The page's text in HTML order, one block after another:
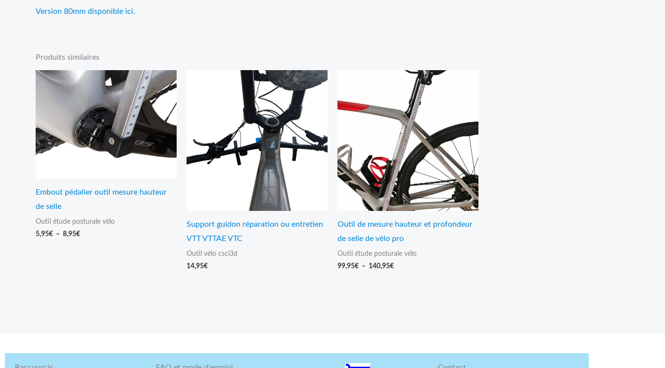
Version 80mm disponible ici.
Produits similaires
Embout pédalier outil mesure hauteur
de selle
Outil étude posturale vélo
5,95€ – 8,95€
Plage
8,95€
Support guidon réparation ou entretien
VTT VTTAE VTC
Outil vélo csci3d
14,95€
Outil de mesure hauteur et profondeur
de selle de vélo pro
Outil étude posturale vélo
99,95€ – 140,95€
Plage
99,95€
à
140,95€